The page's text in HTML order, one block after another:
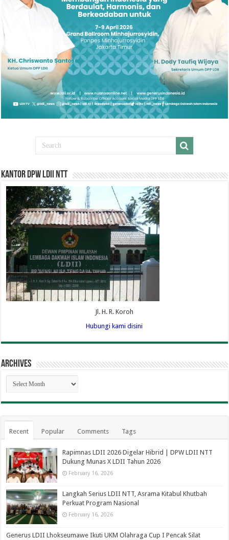
Kantor DPW LDII NTT
Jl. H. R. Koroh
Hubungi kami disini
Archives
Archives
Recent Popular Comments Tags
Rapimnas LDII 2026 Digelar Hibrid | DPW LDII NTT
Dukung Munas X LDII Tahun 2026
February 16, 2026
Langkah Serius LDII NTT, Asrama Kitabul Khutbah
Perkuat Program Nasional
February 16, 2026
Generus LDII Lhokseumawe Ikuti UKM Olahraga Cup I Pencak Silat